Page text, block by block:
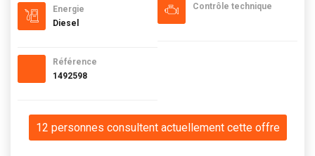
Energie
Diesel
Référence
1492598
Contrôle technique
12 personnes consultent actuellement cette offre